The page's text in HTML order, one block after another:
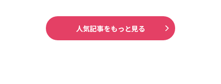
人気記事をもっと見る